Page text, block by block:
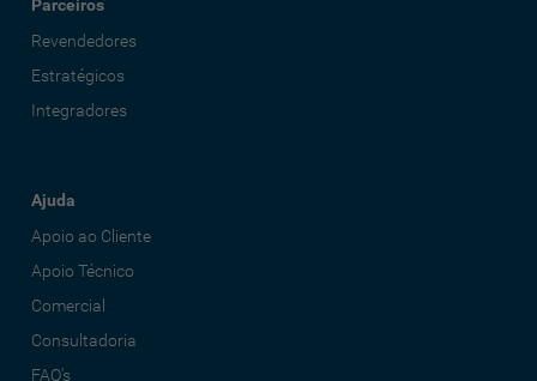
Parceiros
Revendedores
Estratégicos
Integradores
Ajuda
Apoio ao Cliente
Apoio Técnico
Comercial
Consultadoria
FAQ's